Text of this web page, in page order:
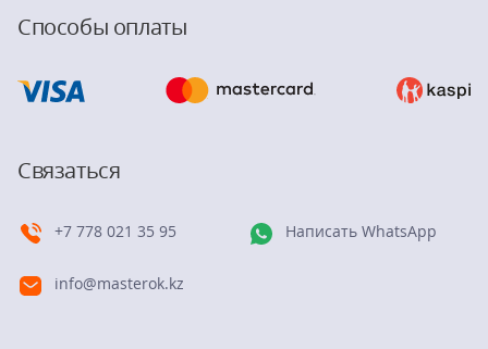
Способы оплаты
Связаться
+7 778 021 35 95 Написать WhatsApp
info@masterok.kz